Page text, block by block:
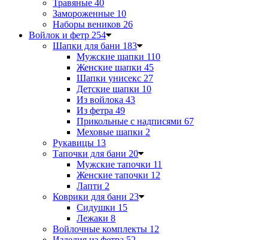
Травяные 40
Замороженные 10
Наборы веников 26
Войлок и фетр 254
Шапки для бани 183
Мужские шапки 110
Женские шапки 45
Шапки унисекс 27
Детские шапки 10
Из войлока 43
Из фетра 49
Прикольные с надписями 67
Меховые шапки 2
Рукавицы 13
Тапочки для бани 20
Мужские тапочки 11
Женские тапочки 12
Лапти 2
Коврики для бани 23
Сидушки 15
Лежаки 8
Войлочные комплекты 12